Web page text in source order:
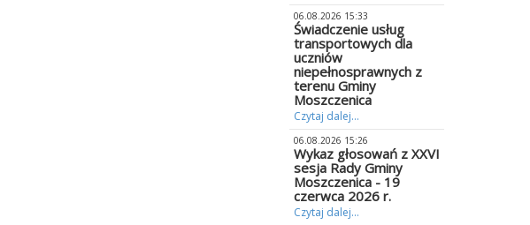
06.08.2026 15:33
Świadczenie usług
transportowych dla
uczniów
niepełnosprawnych z
terenu Gminy
Moszczenica
Czytaj dalej...
06.08.2026 15:26
Wykaz głosowań z XXVI
sesja Rady Gminy
Moszczenica - 19
czerwca 2026 r.
Czytaj dalej...